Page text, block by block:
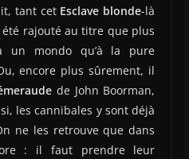
tant cet Esclave blonde-là
été rajouté au titre que plus
un mondo qu’à la pure
encore plus sûrement, il
de John Boorman,
les cannibales y sont déjà
ne les retrouve que dans
: il faut prendre leur